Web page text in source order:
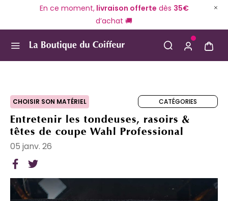
En ce moment,livraison offerte dès 35€
d’achat 🚚
CATÉGORIES
CHOISIR SON MATÉRIEL
Entretenir les tondeuses, rasoirs &
têtes de coupe Wahl Professional
05 janv. 26